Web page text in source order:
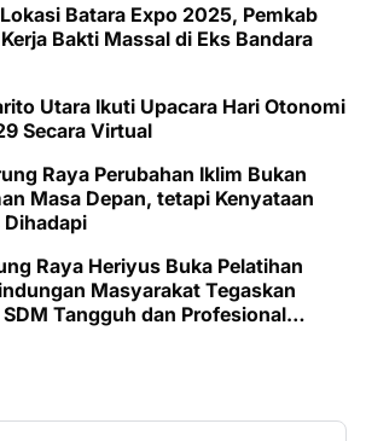
Batara Expo 2025, Pemkab
Bakti Massal di Eks Bandara
Utara Ikuti Upacara Hari Otonomi
Secara Virtual
Raya Perubahan Iklim Bukan
Masa Depan, tetapi Kenyataan
Raya Heriyus Buka Pelatihan
Masyarakat Tegaskan
Tangguh dan Profesional